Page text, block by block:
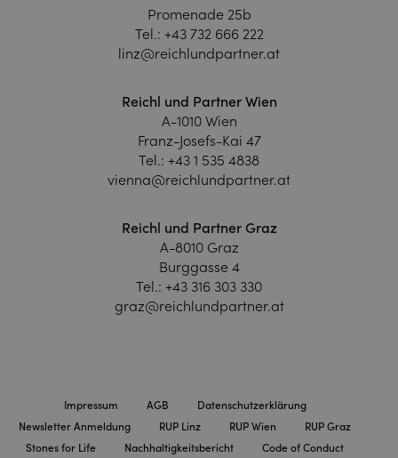
Promenade 25b
Tel.: +43 732 666 222
linz@reichlundpartner.at
Reichl und Partner Wien
A-1010 Wien
Franz-Josefs-Kai 47
Tel.: +43 1 535 4838
vienna@reichlundpartner.at
Reichl und Partner Graz
A-8010 Graz
Burggasse 4
Tel.: +43 316 303 330
graz@reichlundpartner.at
Impressum AGB
Datenschutzerklärung
Newsletter Anmeldung
RUP Linz RUP Wien
RUP Graz
Stones for Life
Nachhaltigkeitsbericht Code of Conduct